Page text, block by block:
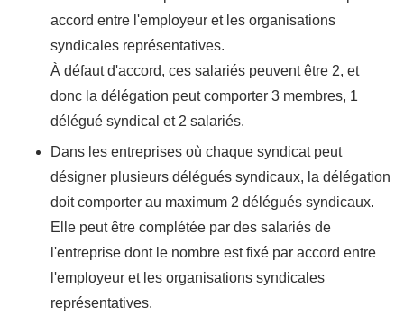
accord entre l'employeur et les organisations
syndicales représentatives.
À défaut d'accord, ces salariés peuvent être 2, et
donc la délégation peut comporter 3 membres, 1
délégué syndical et 2 salariés.
Dans les entreprises où chaque syndicat peut
désigner plusieurs délégués syndicaux, la délégation
doit comporter au maximum 2 délégués syndicaux.
Elle peut être complétée par des salariés de
l'entreprise dont le nombre est fixé par accord entre
l'employeur et les organisations syndicales
représentatives.